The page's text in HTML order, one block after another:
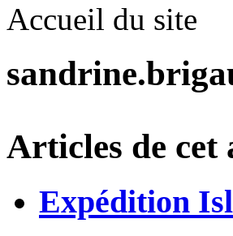
Accueil du site
Articles de cet
Expédition